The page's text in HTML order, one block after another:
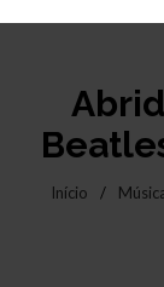
Início /